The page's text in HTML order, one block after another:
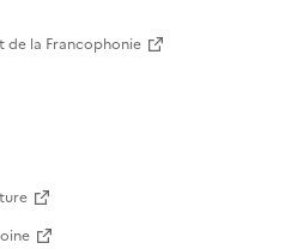
de la Francophonie